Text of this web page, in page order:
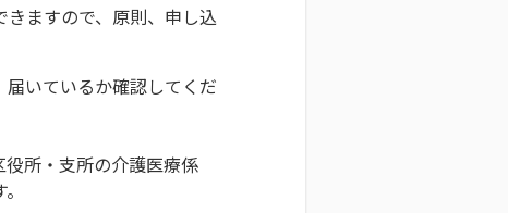
ますので、原則、申し込
いているか確認してくだ
所・支所の介護医療係